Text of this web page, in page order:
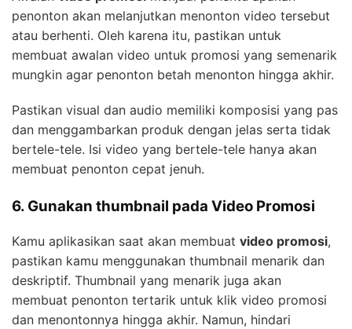
penonton akan melanjutkan menonton video tersebut
atau berhenti. Oleh karena itu, pastikan untuk
membuat awalan video untuk promosi yang semenarik
mungkin agar penonton betah menonton hingga akhir.
Pastikan visual dan audio memiliki komposisi yang pas
dan menggambarkan produk dengan jelas serta tidak
bertele-tele. Isi video yang bertele-tele hanya akan
membuat penonton cepat jenuh.
6. Gunakan thumbnail pada Video Promosi
Kamu aplikasikan saat akan membuat video promosi,
pastikan kamu menggunakan thumbnail menarik dan
deskriptif. Thumbnail yang menarik juga akan
membuat penonton tertarik untuk klik video promosi
dan menontonnya hingga akhir. Namun, hindari